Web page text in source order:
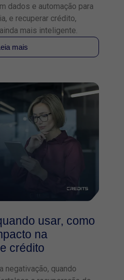
dados e automação para
e recuperar crédito,
mais inteligente.
mais
usar, como
na
crédito
negativação, quando